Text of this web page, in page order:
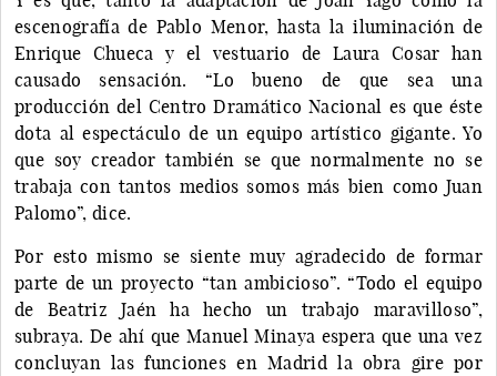
escenografía de Pablo Menor, hasta la iluminación de
Enrique Chueca y el vestuario de Laura Cosar han
causado sensación. “Lo bueno de que sea una
producción del Centro Dramático Nacional es que éste
dota al espectáculo de un equipo artístico gigante. Yo
que soy creador también se que normalmente no se
trabaja con tantos medios somos más bien como Juan
Palomo”, dice.
Por esto mismo se siente muy agradecido de formar
parte de un proyecto “tan ambicioso”. “Todo el equipo
de Beatriz Jaén ha hecho un trabajo maravilloso”,
subraya. De ahí que Manuel Minaya espera que una vez
concluyan las funciones en Madrid la obra gire por